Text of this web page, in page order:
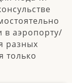
в аэропорту/
разных
только